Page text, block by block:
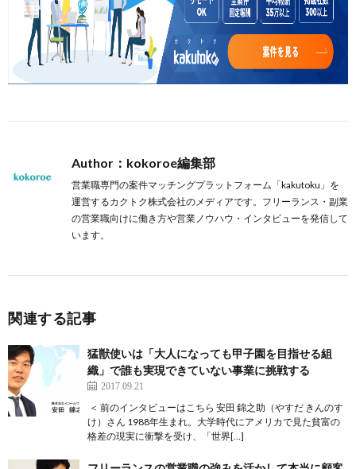
Author：kokoroe編集部
営業職専門の案件マッチングプラットフォーム「kakutoku」を
運営するカクトク株式会社のメディアです。フリーランス・副業
の営業職向けに働き方や営業ノウハウ・インタビューを発信して
います。
関連する記事
猛獣使いは「大人になっても甲子園を目指せる組
織」で誰も実現できていない事業に挑戦する
2017.09.21
＜ 前のインタビューはこちら 安田 錦之助（やすだ きんのす
け）さん 1988年生まれ。大学時代にアメリカで見た貧富の
格差の現実に衝撃を受け、「世界[…]